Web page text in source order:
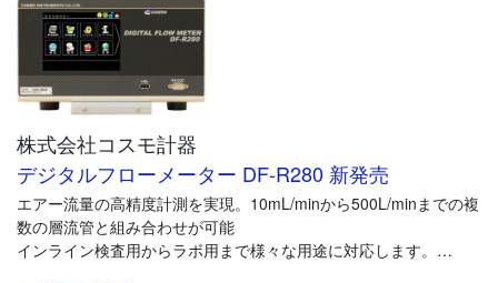
補償します。温度差と検出での差圧値の相関データは予め学習に
より求めておきます。
株式会社コスモ計器
デジタルフローメーター DF-R280 新発売
エアー流量の高精度計測を実現。10mL/minから500L/minまでの複
数の層流管と組み合わせが可能
インライン検査用からラボ用まで様々な用途に対応します。